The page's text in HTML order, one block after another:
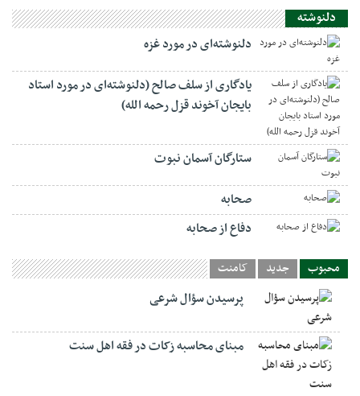
دلنوشته
دلنوشته‌ای در مورد غزه
یادگاری از سلف صالح (دلنوشته‌ای در مورد استاد
بایجان آخوند قزل رحمه الله)
ستارگان آسمان نبوت
صحابه
دفاع از صحابه
محبوب جدید کامنت
پرسیدن سؤال شرعی
مبنای محاسبه زکات در فقه اهل سنت